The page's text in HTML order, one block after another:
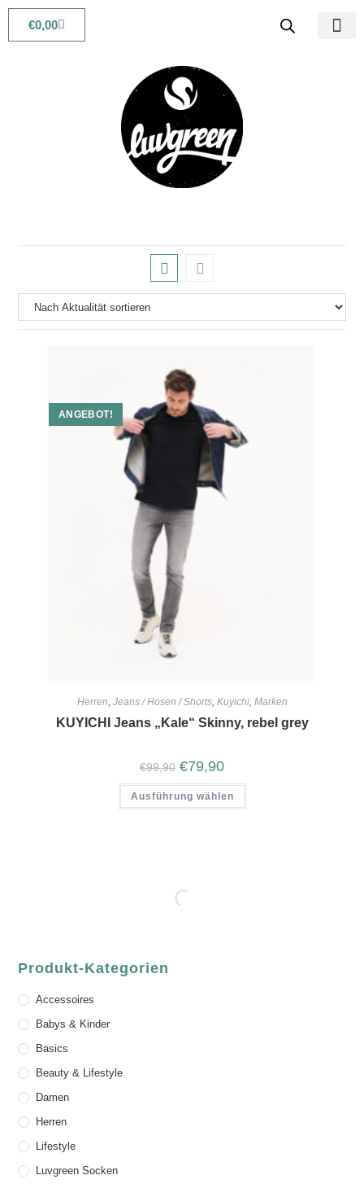
€0,00
ANGEBOT!
Herren Jeans / Hosen / Shorts, Kuyichi, Marken
KUYICHI Jeans „Kale“ Skinny, rebel grey
€99,90 €79,90
Ausführung wählen
Produkt-Kategorien
Accessoires
Babys & Kinder
Basics
Beauty & Lifestyle
Damen
Herren
Lifestyle
Luvgreen Socken